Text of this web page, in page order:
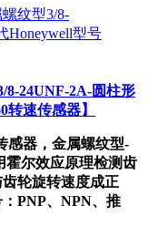
8-24UNF-2A-圆柱形
速传感器】
感器，金属螺纹型-
霍尔效应原理检测齿
轮旋转速度成正
PNP、NPN、推